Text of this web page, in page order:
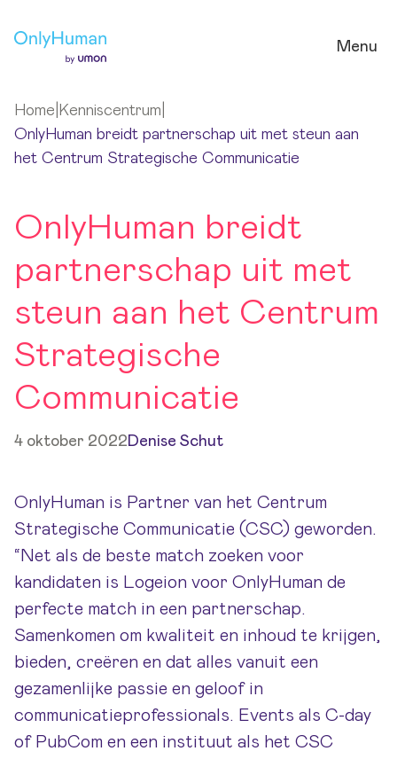
Menu
Home Kenniscentrum
OnlyHuman breidt partnerschap uit met steun aan
het Centrum Strategische Communicatie
OnlyHuman breidt
partnerschap uit met
steun aan het Centrum
Strategische
Communicatie
4 oktober 2022Denise Schut
OnlyHuman is Partner van het Centrum
Strategische Communicatie (CSC) geworden.
“Net als de beste match zoeken voor
kandidaten is Logeion voor OnlyHuman de
perfecte match in een partnerschap.
Samenkomen om kwaliteit en inhoud te krijgen,
bieden, creëren en dat alles vanuit een
gezamenlijke passie en geloof in
communicatieprofessionals. Events als C-day
of PubCom en een instituut als het CSC